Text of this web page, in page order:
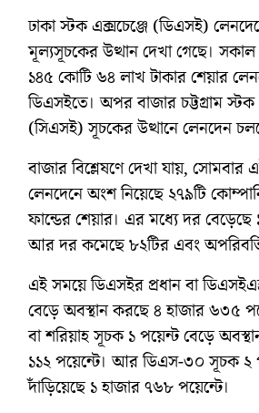
ঢাকা স্টক এক্সচেঞ্জে (ডিএসই)
মূল্যসূচকের উত্থান দেখা গেছে। সকাল
১৪৫ কোটি ৬৪ লাখ টাকার শেয়ার
ডিএসইতে। অপর বাজার চট্টগ্রাম স্টক
(সিএসই) সূচকের উত্থানে লেনদেন
বাজার বিশ্লেষণে দেখা যায়,
লেনদেনে অংশ নিয়েছে ২৭৯টি
ফান্ডের শেয়ার। এর মধ্যে দর
আর দর কমেছে ৮২টির এবং
এই সময়ে ডিএসইর প্রধান বা
বেড়ে অবস্থান করছে ৪ হাজার ৬৩৫
বা শরিয়াহ সূচক ১ পয়েন্ট বেড়ে
১১২ পয়েন্টে। আর ডিএস-৩০ সূচক ২
দাঁড়িয়েছে ১ হাজার ৭৬৮ পয়েন্টে।